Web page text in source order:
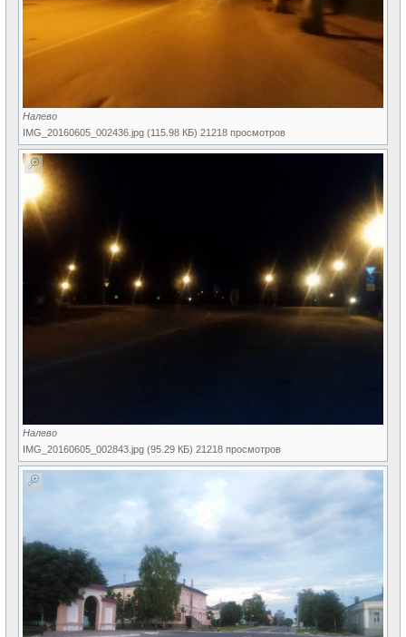
Налево
IMG_20160605_002436.jpg (115.98 КБ) 21218 просмотров
Налево
IMG_20160605_002843.jpg (95.29 КБ) 21218 просмотров